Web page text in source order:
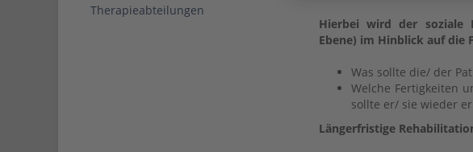
Therapieabteilungen
Hierbei wird der soziale
Ebene) im Hinblick auf die
Was sollte die/ der
Welche Fertigkeiten
sollte er/ sie wieder
Längerfristige